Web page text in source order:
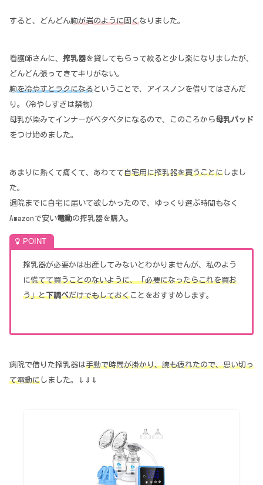
すると、どんどん胸が岩のように固くなりました。
看護師さんに、 搾乳器を貸してもらって絞ると少し楽になりましたが、
どんどん張ってきてキリがない。
胸を冷やすとラクになるということで、アイスノンを借りてはさんだ
り。(冷やしすぎは禁物)
母乳が染みてインナーがベタベタになるので、このころから母乳パッド
をつけ始めました。
あまりに熱くて痛くて、あわてて自宅用に搾乳器を買うことにしまし
た。
退院までに自宅に届いて欲しかったので、ゆっくり選ぶ時間もなく
Amazonで安い電動の搾乳器を購入。
搾乳器が必要かは出産してみないとわかりませんが、私のよう
に慌てて買うことのないように、「必要になったらこれを買お
う」と下調べだけでもしておくことをおすすめします。
病院で借りた搾乳器は手動で時間が掛かり、腕も疲れたので、思い切っ
て電動にしました。⇓⇓⇓